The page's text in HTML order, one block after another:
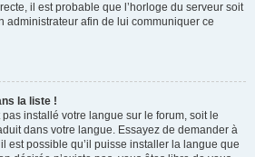
il est probable que l’horloge du serveur soit
administrateur afin de lui communiquer ce
la liste !
installé votre langue sur le forum, soit le
dans votre langue. Essayez de demander à
est possible qu’il puisse installer la langue que